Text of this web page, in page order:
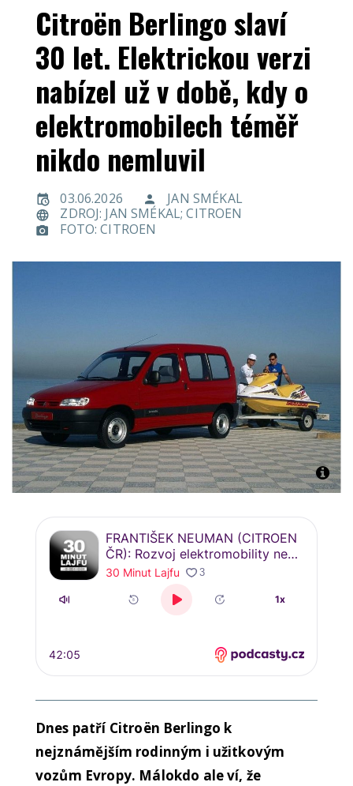
Citroën Berlingo slaví
30 let. Elektrickou verzi
nabízel už v době, kdy o
elektromobilech téměř
nikdo nemluvil
03.06.2026
JAN SMÉKAL
ZDROJ: JAN SMÉKAL; CITROEN
FOTO: CITROEN
Dnes patří Citroën Berlingo k
nejznámějším rodinným i užitkovým
vozům Evropy. Málokdo ale ví, že